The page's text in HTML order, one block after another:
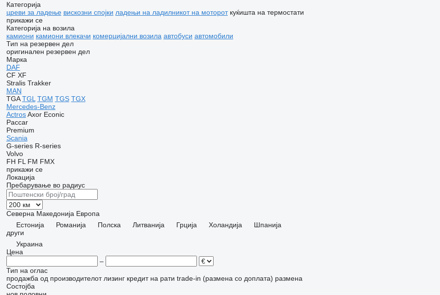
Категорија
цреви за ладење вискозни спојки ладењи на ладилникот на моторот куќишта на термостати
прикажи се
Категорија на возила
камиони камиони влекачи комерцијални возила автобуси автомобили
Тип на резервен дел
оригинален резервен дел
Марка
DAF
CF XF
Stralis Trakker
MAN
TGA TGL TGM TGS TGX
Mercedes-Benz
Actros Axor Econic
Paccar
Premium
Scania
G-series R-series
Volvo
FH FL FM FMX
прикажи се
Локација
Пребарување во радиус
Северна Македонија Европа
Естонија
Романија Полска Литванија Грција Холандија
Шпанија
други
Украина
Цена
–
Тип на оглас
продажба од производителот лизинг кредит на рати trade-in (размена со доплата) размена
Состојба